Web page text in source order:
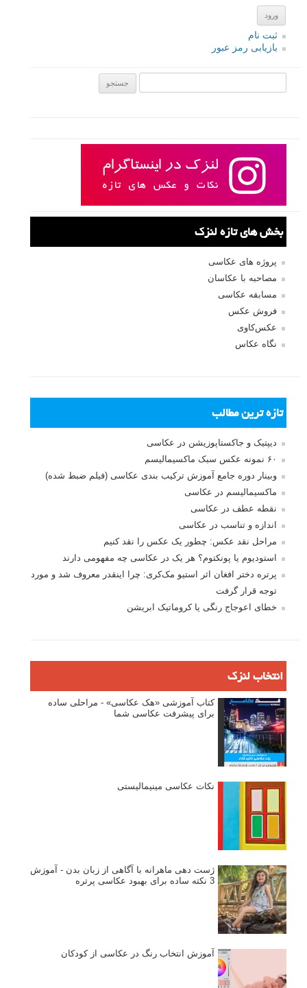
ثبت نام
بازیابی رمز عبور
بخش های تازه لنزک
پروژه های عکاسی
مصاحبه با عکاسان
مسابقه عکاسی
فروش عکس
عکس‌کاوی
نگاه عکاس
تازه ترین مطالب
دیپتیک و جاکستا‌پوزیشن در عکاسی
۶۰ نمونه عکس سبک ماکسیمالیسم
وبینار دوره جامع آموزش ترکیب بندی عکاسی (فیلم ضبط شده)
ماکسیمالیسم در عکاسی
نقطه عطف در عکاسی
اندازه و تناسب در عکاسی
مراحل نقد عکس: چطور یک عکس را نقد کنیم
استودیوم یا پونکتوم؟ هر یک در عکاسی چه مفهومی دارند
پرتره دختر افغان اثر استیو مک‌کری: چرا اینقدر معروف شد و مورد
توجه قرار گرفت
خطای اعوجاج رنگی یا کروماتیک ابریشن
انتخاب لنزک
کتاب آموزشی «هک عکاسی» - مراحلی ساده
برای پیشرفت عکاسی شما
نکات عکاسی مینیمالیستی
ژست دهی ماهرانه با آگاهی از زبان بدن - آموزش
3 نکته ساده برای بهبود عکاسی پرتره
آموزش انتخاب رنگ در عکاسی از کودکان